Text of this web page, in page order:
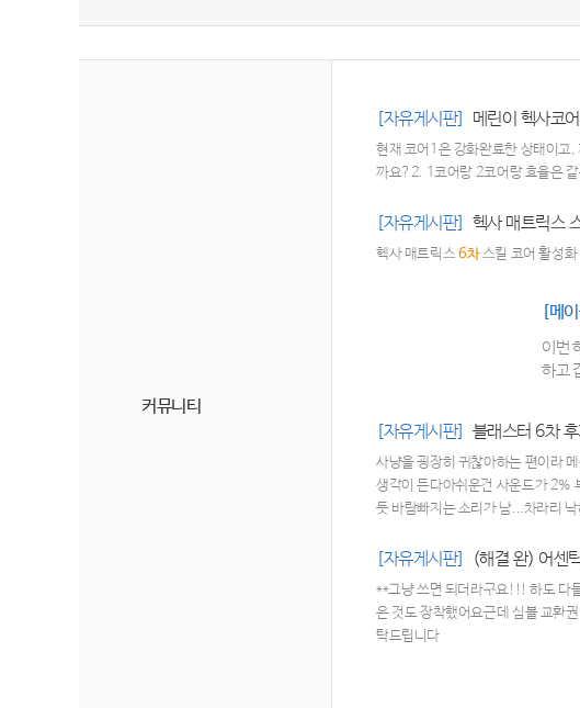
커뮤니티
[자유게시판] 메린이 헥사코
현재 코어1은 강화완료한 상태이고
까요?2. 1코어랑 2코어랑 효율은
[자유게시판] 헥사 매트릭스
헥사 매트릭스 6차스킬 코어 활성
[메
이번
하고
[자유게시판] 블래스터 6차 후
사냥을 굉장히 귀찮아하는 편이라
생각이 든다아쉬운건 사운드가 2%
듯 바람빠지는 소리가 남...차라리
[자유게시판] (해결 완) 어센
**그냥 쓰면 되더라구요!!! 하도 다
은 것도 장착했어요근데 심볼 교환
탁드립니다